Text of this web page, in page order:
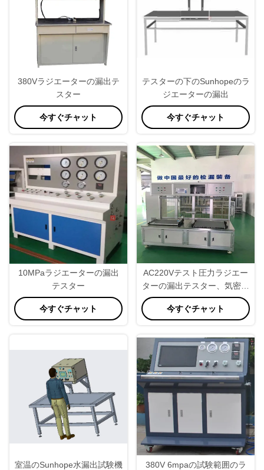
380Vラジエーターの漏出テ
スター
今すぐチャット
テスターの下のSunhopeのラ
ジエーターの漏出
今すぐチャット
10MPaラジエーターの漏出
テスター
今すぐチャット
AC220Vテスト圧力ラジエー
ターの漏出テスター、気密空
気漏出テスター
今すぐチャット
室温のSunhope水漏出試験機
380V 6mpaの試験範囲のラ